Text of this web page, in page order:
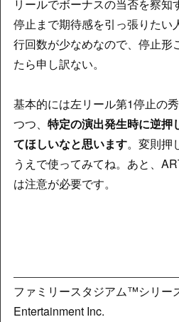
リールでボーナスの当否を察
停止まで期待感を引っ張りたい
行回数が少なめなので、停止形
たら申し訳ない。
基本的には左リール第1停止の
つつ、 特定の演出発生時に逆押
てほしいなと思います。変則押
うえで使ってみてね。あと、
は注意が必要です。
ファミリースタジアム™シリー
Entertainment Inc.